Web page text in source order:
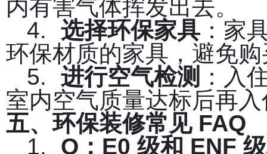
内有害气体挥发出去。
4.
选择环保家具 ：家
环保材质的家具，避免
5.
进行空气检测 ：入
室内空气质量达标后再
五、环保装修常见 FAQ
1.
Q ：E0 级和 ENF